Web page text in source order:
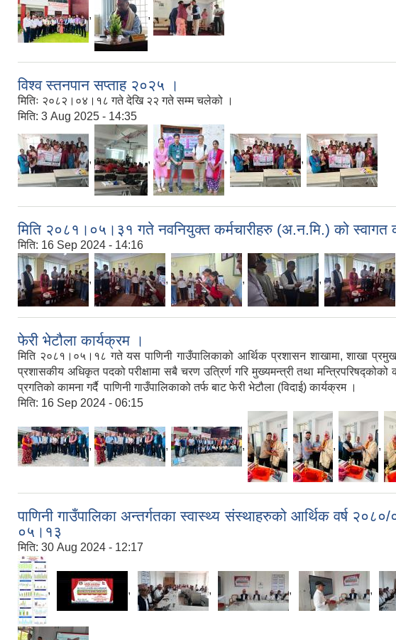
, ,
विश्व स्तनपान सप्ताह २०२५ ।
मितिः २०८२।०४।१८ गते देखि २२ गते सम्म चलेको ।
मिति: 3 Aug 2025 - 14:35
, , , ,
मिति २०८१।०५।३१ गते नवनियुक्त कर्मचारीहरु (अ.न.मि.) को स्वागत
मिति: 16 Sep 2024 - 14:16
, , , ,
फेरी भेटौला कार्यक्रम ।
मिति २०८१।०५।१८ गते यस पाणिनी गाउँपालिकाको आर्थिक प्रशासन शाखामा, शाखा
प्रशासकीय अधिकृत पदको परीक्षामा सबै चरण उत्रिर्ण गरि मुख्यमन्त्री तथा
प्रगतिको कामना गर्दै पाणिनी गाउँपालिकाको तर्फ बाट फेरी भेटौला (विदाई) कार्यक्रम ।
मिति: 16 Sep 2024 - 06:15
, , , , , ,
पाणिनी गाउँपालिका अन्तर्गतका स्वास्थ्य संस्थाहरुको आर्थिक वर्ष २०८०/
०५।१३
मिति: 30 Aug 2024 - 12:17
, , , , ,